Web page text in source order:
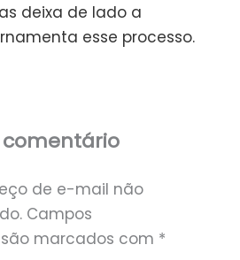
deixa de lado a
esse processo.
comentário
de e-mail não
Campos
marcados com *